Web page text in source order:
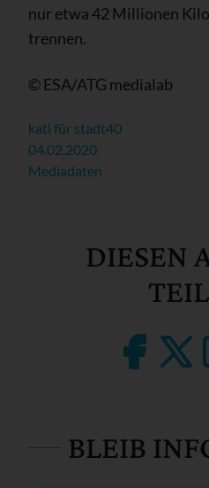
nur etwa 42 Millionen
trennen.
© ESA/ATG medialab
kati für stadt40
04.02.2020
Mediadaten
DIESEN
BLEIB